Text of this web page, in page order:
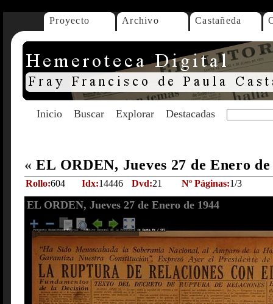
Proyecto Archivo Castañeda
Inicio Buscar Explorar Destacadas
« EL ORDEN, Jueves 27 de Enero
Rollo:604 Idx:14446 Dvd:21 Nº Páginas:1/3
EL ORDEN, Jueves 27 de Enero de 1944